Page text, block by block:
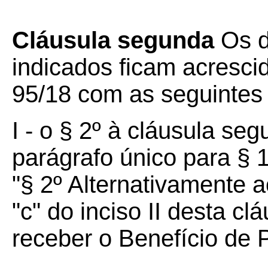
Cláusula segundaOs
indicados ficam
95/18 com as
I - o § 2º à cláusula
parágrafo único para §
"§ 2º Alternativamente
"c" do inciso II desta
receber o Benefício de